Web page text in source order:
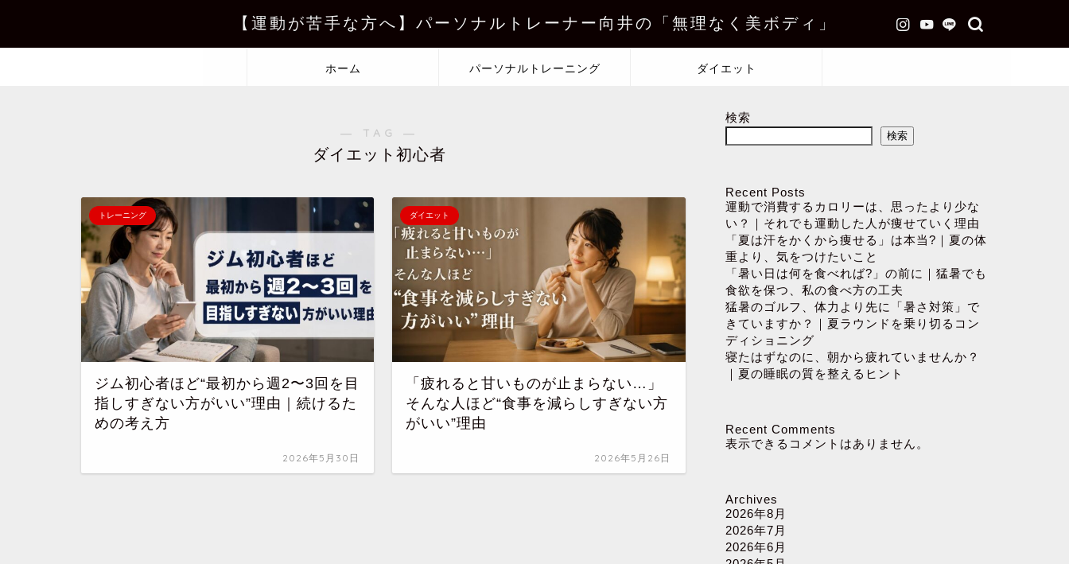
【運動が苦手な方へ】パーソナルトレーナー向井の「無理なく美ボディ」
ホーム パーソナルトレーニング ダイエット
― TAG ―
ダイエット初心者
トレーニング
ジム初心者ほど“最初から週2〜3回を目
指しすぎない方がいい”理由｜続けるた
めの考え方
2026年5月30日
ダイエット
「疲れると甘いものが止まらない…」
そんな人ほど“食事を減らしすぎない方
がいい”理由
2026年5月26日
検索
検索
Recent Posts
運動で消費するカロリーは、思ったより少な
い？｜それでも運動した人が痩せていく理由
「夏は汗をかくから痩せる」は本当?｜夏の体
重より、気をつけたいこと
「暑い日は何を食べれば?」の前に｜猛暑でも
食欲を保つ、私の食べ方の工夫
猛暑のゴルフ、体力より先に「暑さ対策」で
きていますか？｜夏ラウンドを乗り切るコン
ディショニング
寝たはずなのに、朝から疲れていませんか？
｜夏の睡眠の質を整えるヒント
Recent Comments
表示できるコメントはありません。
Archives
2026年8月
2026年7月
2026年6月